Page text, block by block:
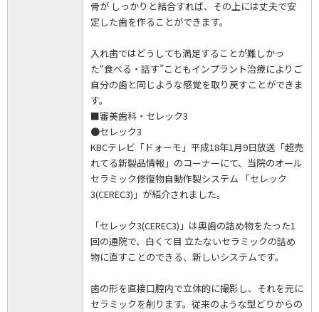
骨が しっかりと結合すれば、その上には丈夫で安
定した歯を作ることができます。
入れ歯ではどうしても満足することが難しかっ
た“食べる・話す”こともインプラント治療によりご
自分の歯と同じような感覚を取り戻すことができま
す。
■審美歯科・セレック3
●セレック3
KBCテレビ「ドォーモ」平成18年1月9日放送「超売
れてる新製品情報」のコーナーにて、当院のオール
セラミック修復物自動作製システム 「セレック
3(CEREC3)」が紹介されました。
「セレック3(CEREC3)」は奥歯の詰め物をたった1
回の通院で、白くて目 立たないセラミックの詰め
物に直すことのできる、新しいシステムです。
歯の形を直接口腔内で立体的に撮影し、それを元に
セラミックを削ります。従来のような型どりからの